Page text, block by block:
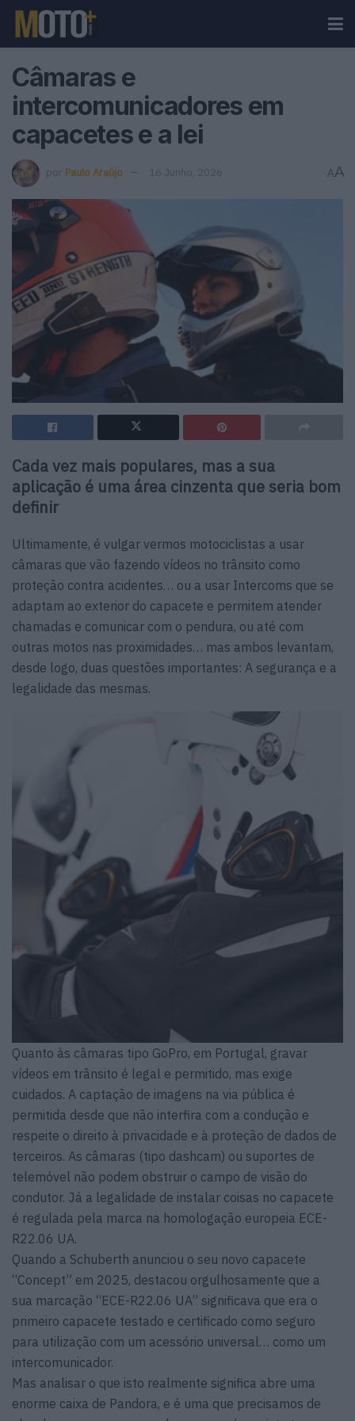
Câmaras e
intercomunicadores em
capacetes e a lei
por Paulo Araújo 16 Junho, 2026 AA
Cada vez mais populares, mas a sua
aplicação é uma área cinzenta que seria bom
definir
Ultimamente, é vulgar vermos motociclistas a usar
câmaras que vão fazendo vídeos no trânsito como
proteção contra acidentes… ou a usar Intercoms que se
adaptam ao exterior do capacete e permitem atender
chamadas e comunicar com o pendura, ou até com
outras motos nas proximidades… mas ambos levantam,
desde logo, duas questões importantes: A segurança e a
legalidade das mesmas.
Quanto às câmaras tipo GoPro, em Portugal, gravar
vídeos em trânsito é legal e permitido, mas exige
cuidados. A captação de imagens na via pública é
permitida desde que não interfira com a condução e
respeite o direito à privacidade e à proteção de dados de
terceiros. As câmaras (tipo dashcam) ou suportes de
telemóvel não podem obstruir o campo de visão do
condutor. Já a legalidade de instalar coisas no capacete
é regulada pela marca na homologação europeia ECE-
R22.06 UA.
Quando a Schuberth anunciou o seu novo capacete
“Concept” em 2025, destacou orgulhosamente que a
sua marcação “ECE-R22.06 UA” significava que era o
primeiro capacete testado e certificado como seguro
para utilização com um acessório universal… como um
intercomunicador.
Mas analisar o que isto realmente significa abre uma
enorme caixa de Pandora, e é uma que precisamos de